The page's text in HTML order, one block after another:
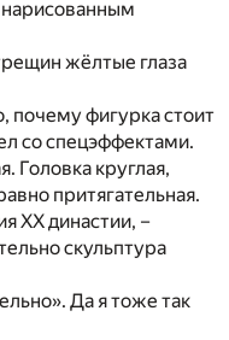
нарисованным
жёлтые глаза
почему фигурка стоит
со спецэффектами.
Головка круглая,
притягательная.
XX династии, –
скульптура
Да я тоже так